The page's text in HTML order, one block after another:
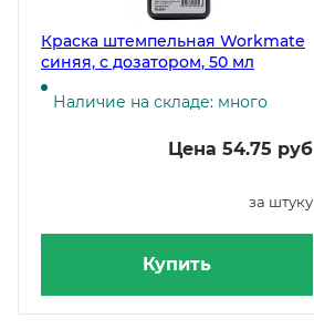
Краска штемпельная Workmate
синяя, с дозатором, 50 мл
Наличие на складе: много
Цена 54.75 руб
за штуку
Купить